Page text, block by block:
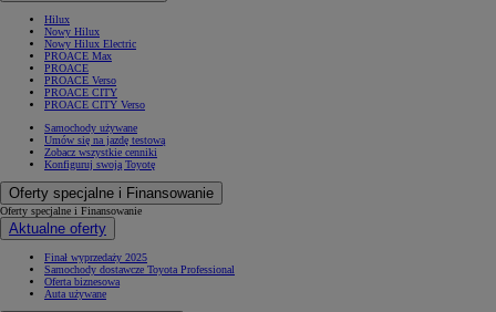
Hilux
Nowy Hilux
Nowy Hilux Electric
PROACE Max
PROACE
PROACE Verso
PROACE CITY
PROACE CITY Verso
Samochody używane
Umów się na jazdę testową
Zobacz wszystkie cenniki
Konfiguruj swoją Toyotę
Oferty specjalne i Finansowanie
Oferty specjalne i Finansowanie
Aktualne oferty
Finał wyprzedaży 2025
Samochody dostawcze Toyota Professional
Oferta biznesowa
Auta używane